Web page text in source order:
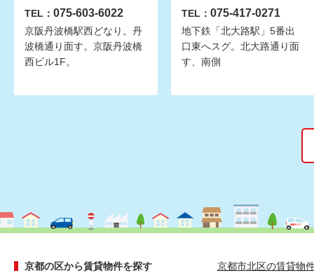
TEL： 075-603-6022
京阪丹波橋駅西どなり。丹
波橋通り面す。京阪丹波橋
西ビル1F。
TEL： 075-417-0271
地下鉄「北大路駅」5番出
口東へスグ。北大路通り面
す、南側
京都の区から賃貸物件を探す
京都市北区の賃貸物